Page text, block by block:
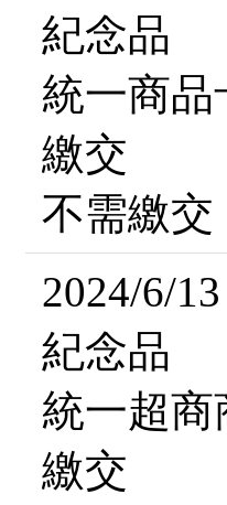
紀念品
統一商品
繳交
不需繳交
2024/6/
紀念品
統一超商
繳交